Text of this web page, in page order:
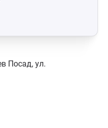
Посад, ул.